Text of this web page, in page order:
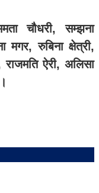
चौधरी, सम्झना
मगर, रुबिना क्षेत्री,
ऐरी, अलिसा